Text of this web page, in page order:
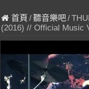
首頁 /聽音樂吧/
(2016) // Official Music